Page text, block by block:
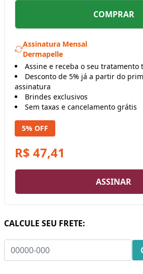
COMPRAR
Assinatura Mensal
Dermapelle
Assine e receba o seu tratamento
Desconto de 5% já a partir do
assinatura
Brindes exclusivos
Sem taxas e cancelamento grátis
5% OFF
R$ 47,41
ASSINAR
CALCULE SEU FRETE: